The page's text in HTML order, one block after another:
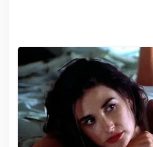
s
i
p
o
s